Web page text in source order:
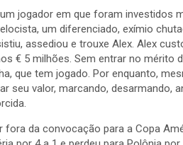
jogador em que foram investidos
um diferenciado, exímio
assediou e trouxe Alex. Alex
€ 5 milhões. Sem entrar no mérito
que tem jogado. Por enquanto,
seu valor, marcando, desarmando,
da convocação para a Copa